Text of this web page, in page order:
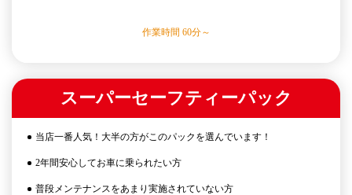
作業時間 60分～
スーパーセーフティーパック
当店一番人気！大半の方がこのパックを選んでいます！
2年間安心してお車に乗られたい方
普段メンテナンスをあまり実施されていない方